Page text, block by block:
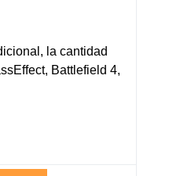
la cantidad
Battlefield 4,